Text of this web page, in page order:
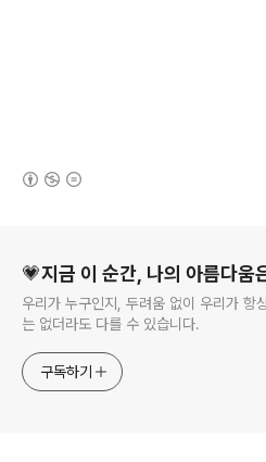
💗지금 이 순간, 나의
우리가 누구인지, 두려움 없이 우리가 항
는 없더라도 다를 수 있습니다.
구독하기